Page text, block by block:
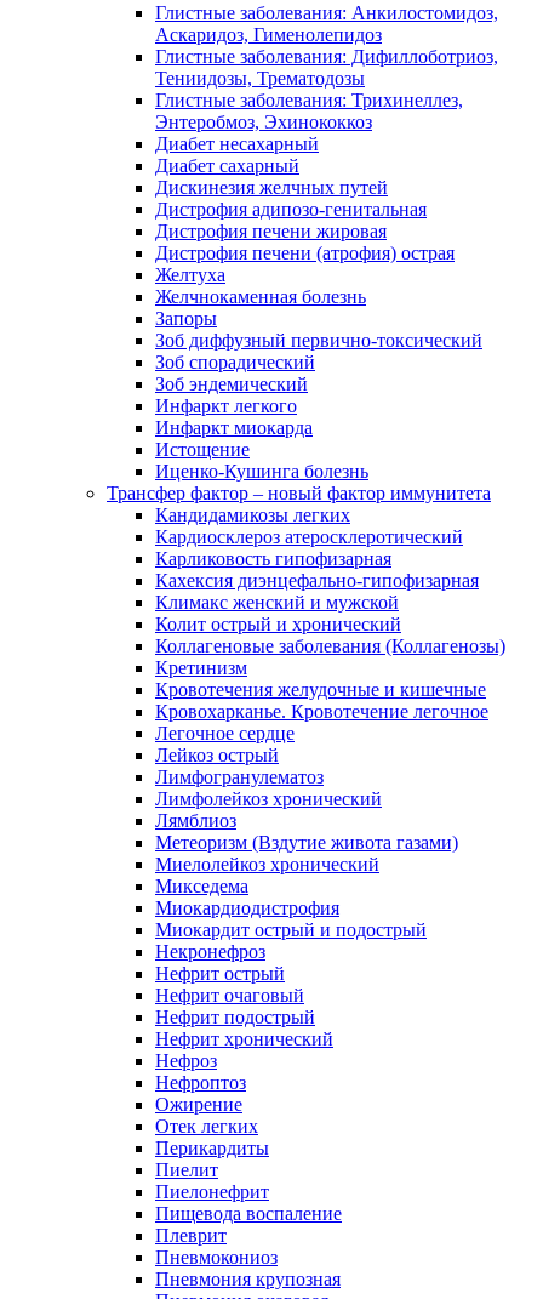
Глистные заболевания: Анкилостомидоз,
Аскаридоз, Гименолепидоз
Глистные заболевания: Дифиллоботриоз,
Тениидозы, Трематодозы
Глистные заболевания: Трихинеллез,
Энтеробмоз, Эхинококкоз
Диабет несахарный
Диабет сахарный
Дискинезия желчных путей
Дистрофия адипозо-генитальная
Дистрофия печени жировая
Дистрофия печени (атрофия) острая
Желтуха
Желчнокаменная болезнь
Запоры
Зоб диффузный первично-токсический
Зоб спорадический
Зоб эндемический
Инфаркт легкого
Инфаркт миокарда
Истощение
Иценко-Кушинга болезнь
Трансфер фактор – новый фактор иммунитета
Кандидамикозы легких
Кардиосклероз атеросклеротический
Карликовость гипофизарная
Кахексия диэнцефально-гипофизарная
Климакс женский и мужской
Колит острый и хронический
Коллагеновые заболевания (Коллагенозы)
Кретинизм
Кровотечения желудочные и кишечные
Кровохарканье. Кровотечение легочное
Легочное сердце
Лейкоз острый
Лимфогранулематоз
Лимфолейкоз хронический
Лямблиоз
Метеоризм (Вздутие живота газами)
Миелолейкоз хронический
Микседема
Миокардиодистрофия
Миокардит острый и подострый
Некронефроз
Нефрит острый
Нефрит очаговый
Нефрит подострый
Нефрит хронический
Нефроз
Нефроптоз
Ожирение
Отек легких
Перикардиты
Пиелит
Пиелонефрит
Пищевода воспаление
Плеврит
Пневмокониоз
Пневмония крупозная